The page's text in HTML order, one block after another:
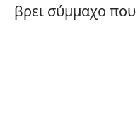
βρει σύμμαχο που